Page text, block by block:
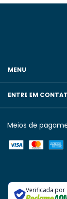
MENU
ENTRE EM
Meios de
Verificada por